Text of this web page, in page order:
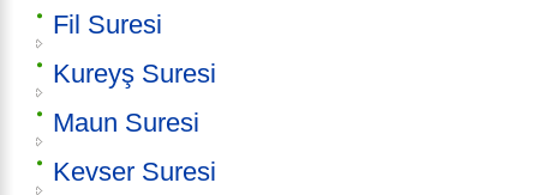
Fil Suresi
Kureyş Suresi
Maun Suresi
Kevser Suresi